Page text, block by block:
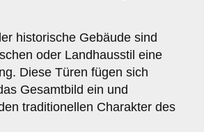
historische Gebäude sind
oder Landhausstil eine
Diese Türen fügen sich
Gesamtbild ein und
traditionellen Charakter des